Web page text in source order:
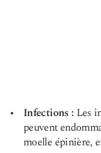
Infections : Les
peuvent
moelle épinière,